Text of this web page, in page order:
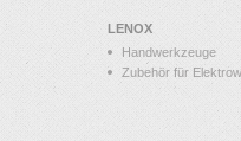
LENOX
Handwerkzeuge
Zubehör für